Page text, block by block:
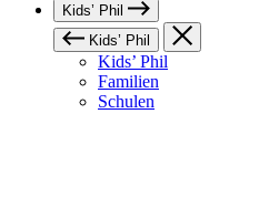
Kids’ Phil
Kids’ Phil
Kids’ Phil
Familien
Schulen